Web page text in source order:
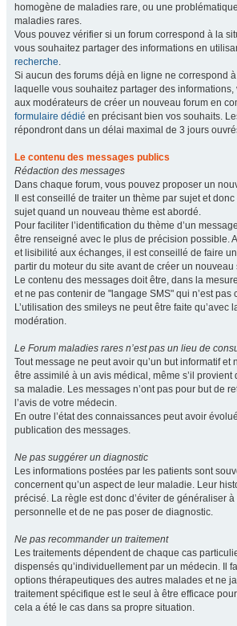
homogène de maladies rare, ou une
maladies rares.
Vous pouvez vérifier si un forum correspond à la
vous souhaitez partager des informations en
recherche.
Si aucun des forums déjà en ligne ne correspond
laquelle vous souhaitez partager des
aux modérateurs de créer un nouveau forum en
formulaire dédié en précisant bien vos souhaits.
répondront dans un délai maximal de 3 jours
Le contenu des messages publics
Rédaction des messages
Dans chaque forum, vous pouvez proposer un
Il est conseillé de traiter un thème par sujet et
sujet quand un nouveau thème est abordé.
Pour faciliter l’identification du thème d’un
être renseigné avec le plus de précision possible.
et lisibilité aux échanges, il est conseillé de faire
partir du moteur du site avant de créer un nouveau
Le contenu des messages doit être, dans la
et ne pas contenir de "langage SMS" qui n’est
L’utilisation des smileys ne peut être faite qu’avec
modération.
Le Forum maladies rares n’est pas un lieu de
Tout message ne peut avoir qu’un but informatif et
être assimilé à un avis médical, même s’il provient
sa maladie. Les messages n’ont pas pour but de
l’avis de votre médecin.
En outre l’état des connaissances peut avoir
publication des messages.
Ne pas suggérer un diagnostic
Les informations postées par les patients sont
concernent qu’un aspect de leur maladie. Leur
précisé. La règle est donc d’éviter de généraliser
personnelle et de ne pas poser de diagnostic.
Ne pas recommander un traitement
Les traitements dépendent de chaque cas
dispensés qu’individuellement par un médecin. Il
options thérapeutiques des autres malades et ne
traitement spécifique est le seul à être efficace
cela a été le cas dans sa propre situation.